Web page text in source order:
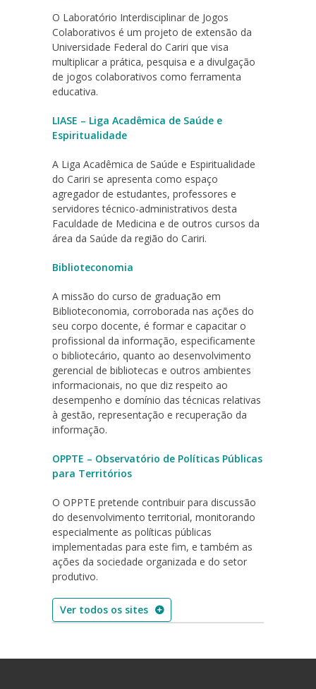
O Laboratório Interdisciplinar de Jogos
Colaborativos é um projeto de extensão da
Universidade Federal do Cariri que visa
multiplicar a prática, pesquisa e a divulgação
de jogos colaborativos como ferramenta
educativa.
LIASE – Liga Acadêmica de Saúde e
Espiritualidade
A Liga Acadêmica de Saúde e Espiritualidade
do Cariri se apresenta como espaço
agregador de estudantes, professores e
servidores técnico-administrativos desta
Faculdade de Medicina e de outros cursos da
área da Saúde da região do Cariri.
Biblioteconomia
A missão do curso de graduação em
Biblioteconomia, corroborada nas ações do
seu corpo docente, é formar e capacitar o
profissional da informação, especificamente
o bibliotecário, quanto ao desenvolvimento
gerencial de bibliotecas e outros ambientes
informacionais, no que diz respeito ao
desempenho e domínio das técnicas relativas
à gestão, representação e recuperação da
informação.
OPPTE – Observatório de Políticas Públicas
para Territórios
O OPPTE pretende contribuir para discussão
do desenvolvimento territorial, monitorando
especialmente as políticas públicas
implementadas para este fim, e também as
ações da sociedade organizada e do setor
produtivo.
Ver todos os sites